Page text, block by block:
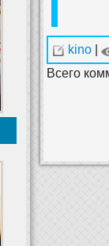
kino
Всего